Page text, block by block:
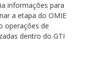
informações para
a etapa do OMIE
operações de
dentro do GTI